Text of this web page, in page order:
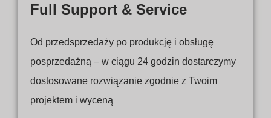
Full Support & Service
Od przedsprzedaży po produkcję i obsługę
posprzedażną – w ciągu 24 godzin dostarczymy
dostosowane rozwiązanie zgodnie z Twoim
projektem i wyceną